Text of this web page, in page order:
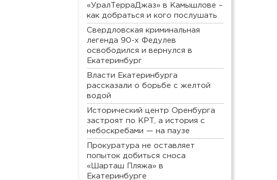
«УралТерраДжаз» в Камышлове –
как добраться и кого послушать
Свердловская криминальная
легенда 90-х Федулев
освободился и вернулся в
Екатеринбург
Власти Екатеринбурга
рассказали о борьбе с желтой
водой
Исторический центр Оренбурга
застроят по КРТ, а история с
небоскребами — на паузе
Прокуратура не оставляет
попыток добиться сноса
«Шарташ Пляжа» в
Екатеринбурге